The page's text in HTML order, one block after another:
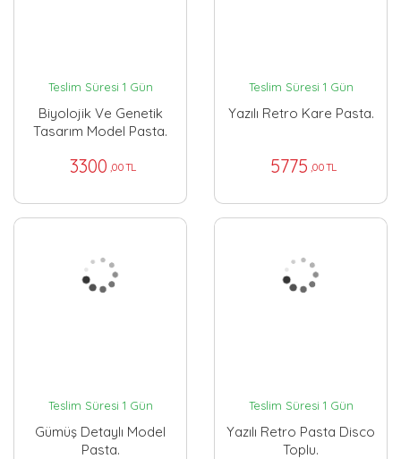
Teslim Süresi 1 Gün
Biyolojik Ve Genetik
Tasarım Model Pasta.
3300 ,00 TL
Teslim Süresi 1 Gün
Yazılı Retro Kare Pasta.
5775 ,00 TL
Teslim Süresi 1 Gün
Gümüş Detaylı Model
Pasta.
Teslim Süresi 1 Gün
Yazılı Retro Pasta Disco
Toplu.